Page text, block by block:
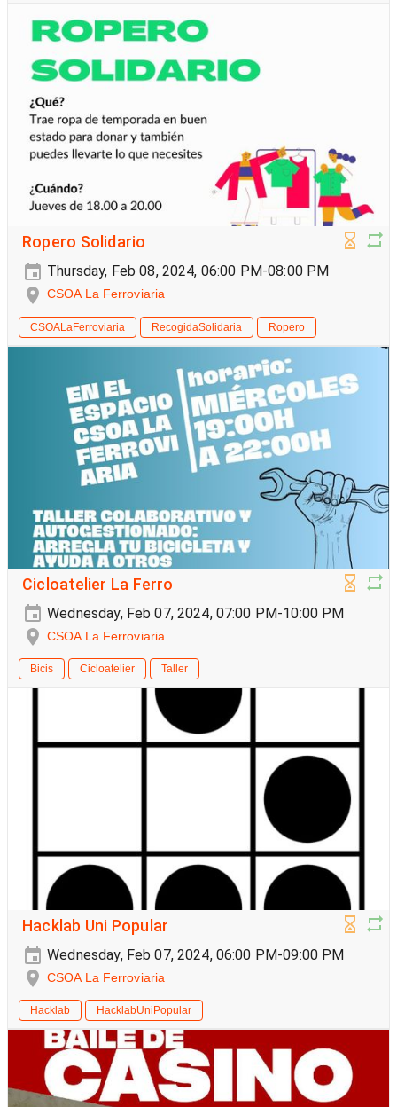
Ropero Solidario
Thursday, Feb 08, 2024, 06:00 PM-08:00 PM
CSOA La Ferroviaria
CSOALaFerroviaria RecogidaSolidaria Ropero
Cicloatelier La Ferro
Wednesday, Feb 07, 2024, 07:00 PM-10:00 PM
CSOA La Ferroviaria
Bicis Cicloatelier Taller
Hacklab Uni Popular
Wednesday, Feb 07, 2024, 06:00 PM-09:00 PM
CSOA La Ferroviaria
Hacklab HacklabUniPopular